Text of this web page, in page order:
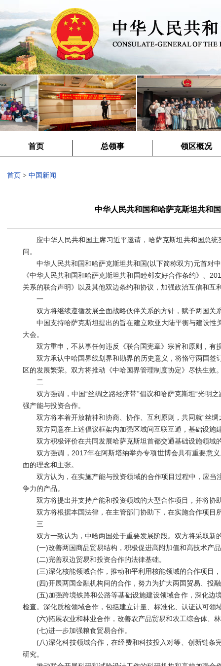
首页 总领事 领区概况
首页 > 中国新闻
中华人民共和国和哈萨克斯坦共和
应中华人民共和国主席习近平邀请，哈萨克斯坦共和国总统
问。
中华人民共和国和哈萨克斯坦共和国(以下简称双方)元首对
《中华人民共和国和哈萨克斯坦共和国睦邻友好合作条约》、
关系的联合声明》以及其他双边条约和协议，加强政治互信和
一
双方将继续遵循发展全面战略伙伴关系的方针，赋予两国关
中国支持哈萨克斯坦提出的旨在建立欧亚大陆平衡与建设性
大会。
双方重申，不从事任何违反《联合国宪章》宗旨和原则，有
双方承认中哈国界线划界和勘界的历史意义，将恪守两国签
区的发展繁荣。双方将推动《中哈国界管理制度协定》尽快生效
二
双方强调，中国“丝绸之路经济带”倡议和哈萨克斯坦“光明之
强产能与投资合作。
双方将本着开放精神和协商、协作、互利原则，共同就“丝绸
双方同意在上述倡议框架内加强区域间互联互通，基础设施
双方积极评价在共同发展哈萨克斯坦首都交通基础设施领域
双方强调，2017年在阿斯塔纳举办专项世博会具有重要意义
面的理念和主张。
双方认为，在实施产能与投资领域的合作项目过程中，应当
争力的产品。
双方将提出并支持产能和投资领域的大型合作项目，并将协
双方将根据本国法律，在主管部门协助下，在实施合作项目
三
双方一致认为，中哈两国处于重要发展阶段。双方将采取新
(一)改善两国商品贸易结构，积极促进高附加值和高技术产品
(二)完善双边贸易和投资合作的法律基础。
(三)深化核能领域合作，推动和平利用核能领域的合作项目，
(四)开展两国金融机构间的合作，努力为扩大两国贸易、投
(五)加强跨境铁路和公路等基础设施建设领域合作，深化边
检查。深化质检领域合作，包括建立计量、标准化、认证认可领
(六)拓展农业和林业合作，改善农产品贸易和农工综合体、林
(七)进一步加强粮食贸易合作。
(八)深化科技领域合作，在经费和科技投入对等、创新链条
研究。